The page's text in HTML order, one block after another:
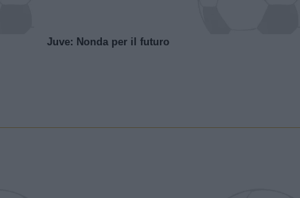
Juve: Nonda per il futuro